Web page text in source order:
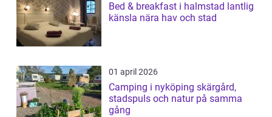
Bed & breakfast i halmstad lantlig
känsla nära hav och stad
01 april 2026
Camping i nyköping skärgård,
stadspuls och natur på samma
gång